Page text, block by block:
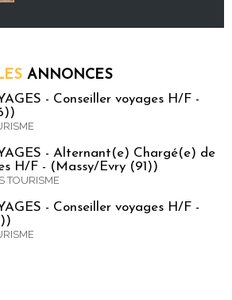
ANNONCES
- Conseiller voyages H/F -
- Alternant(e) Chargé(e) de
H/F - (Massy/Evry (91))
TOURISME
- Conseiller voyages H/F -